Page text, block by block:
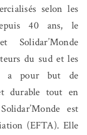
selon les
40 ans, le
du sud et les
a pour but de
durable tout en
est
(EFTA). Elle